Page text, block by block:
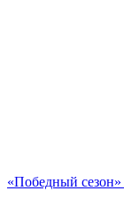
«Победный